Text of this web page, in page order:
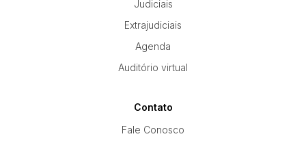
Judiciais
Extrajudiciais
Agenda
Auditório virtual
Contato
Fale Conosco